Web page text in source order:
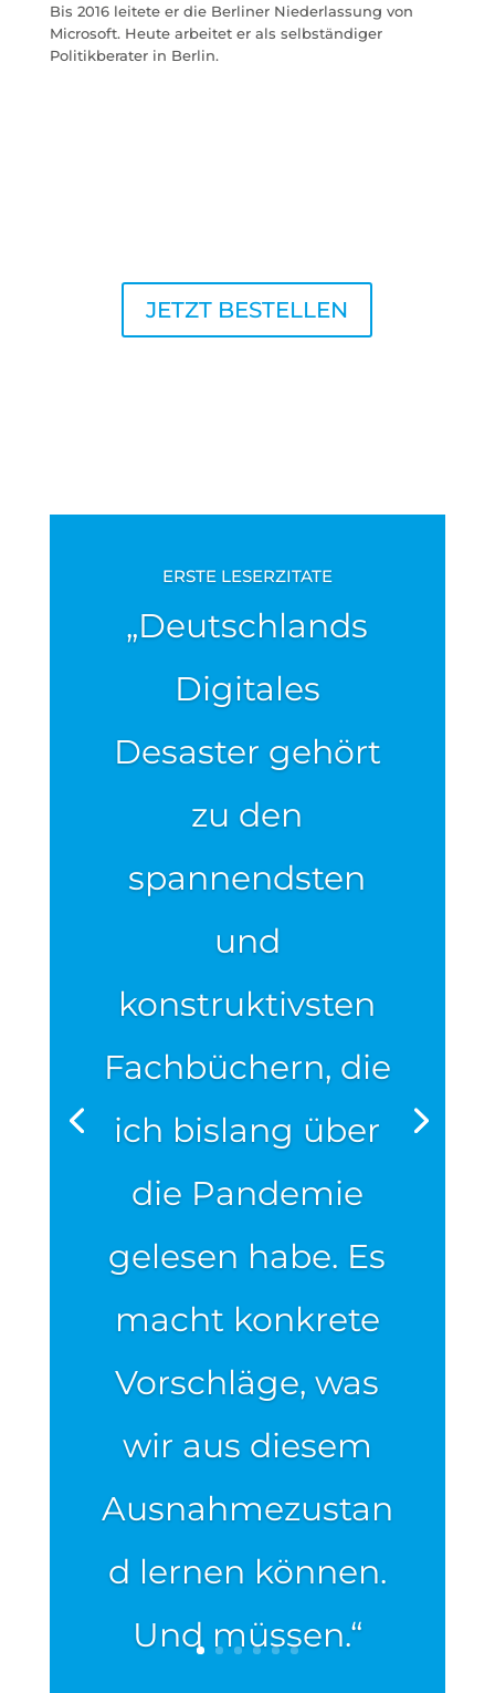
Bis 2016 leitete er die Berliner Niederlassung von
Microsoft. Heute arbeitet er als selbständiger
Politikberater in Berlin.
JETZT BESTELLEN
ERSTE LESERZITATE
„Deutschlands
Digitales
Desaster gehört
zu den
spannendsten
und
konstruktivsten
Fachbüchern, die
ich bislang über
die Pandemie
gelesen habe. Es
macht konkrete
Vorschläge, was
wir aus diesem
Ausnahmezustan
d lernen können.
Und müssen.“